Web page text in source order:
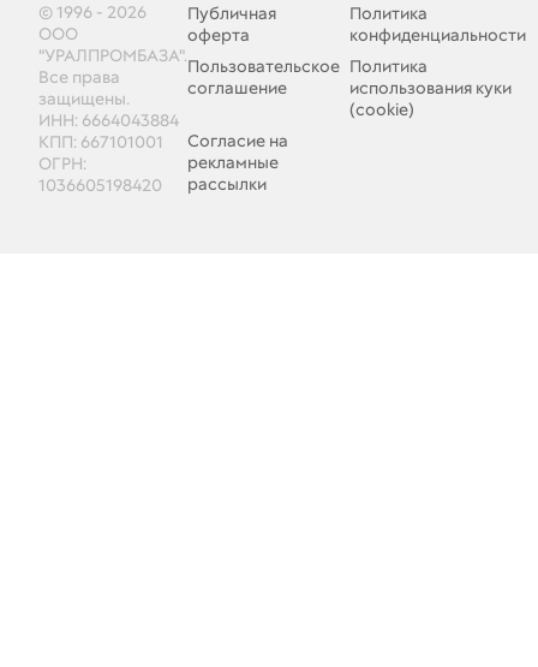
© 1996 - 2026
ООО
"УРАЛПРОМБАЗА".
Все права
защищены.
ИНН: 6664043884
КПП: 667101001
ОГРН:
1036605198420
Публичная
оферта
Политика
конфиденциальности
Пользовательское
соглашение
Политика
использования куки
(cookie)
Согласие на
рекламные
рассылки